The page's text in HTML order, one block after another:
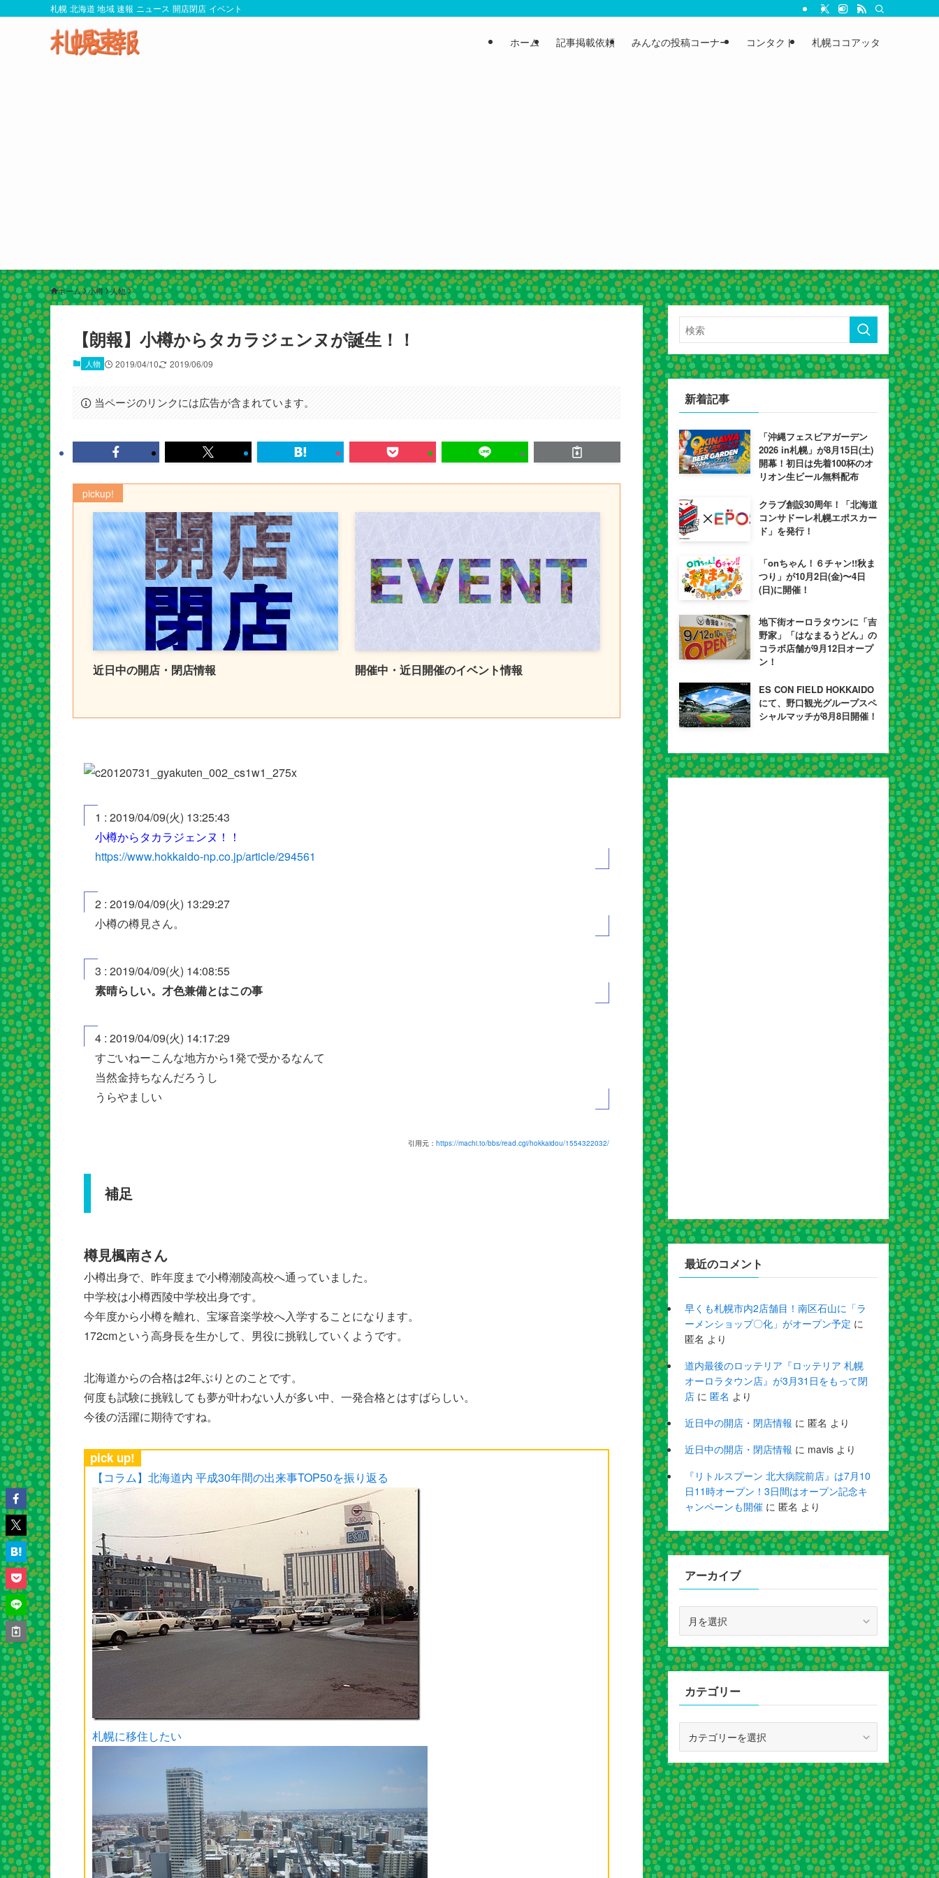
札幌 北海道 地域 速報 ニュース 開店閉店 イベント
ホーム 記事掲載依頼 みんなの投稿コーナー コンタクト 札幌ココアッタ
ホーム 小樽 人物
【朗報】小樽からタカラジェンヌが誕生！！
人物 2019/04/10 2019/06/09
当ページのリンクには広告が含まれています。
pickup!
近日中の開店・閉店情報 開催中・近日開催のイベント情報
1 : 2019/04/09(火) 13:25:43
小樽からタカラジェンヌ！！
https://www.hokkaido-np.co.jp/article/294561
2 : 2019/04/09(火) 13:29:27
小樽の樽見さん。
3 : 2019/04/09(火) 14:08:55
素晴らしい。才色兼備とはこの事
4 : 2019/04/09(火) 14:17:29
すごいねーこんな地方から1発で受かるなんて
当然金持ちなんだろうし
うらやましい
引用元： https://machi.to/bbs/read.cgi/hokkaidou/1554322032/
補足
樽見楓南さん
小樽出身で、昨年度まで小樽潮陵高校へ通っていました。
中学校は小樽西陵中学校出身です。
今年度から小樽を離れ、宝塚音楽学校へ入学することになります。
172cmという高身長を生かして、男役に挑戦していくようです。
北海道からの合格は2年ぶりとのことです。
何度も試験に挑戦しても夢が叶わない人が多い中、一発合格とはすばらしい。
今後の活躍に期待ですね。
pick up!
【コラム】北海道内 平成30年間の出来事TOP50を振り返る
札幌に移住したい
新着記事
「沖縄フェスビアガーデン
2026 in札幌」が8月15日(土)
開幕！初日は先着100杯のオ
リオン生ビール無料配布
クラブ創設30周年！「北海道
コンサドーレ札幌エポスカー
ド」を発行！
「onちゃん！６チャン!!秋ま
つり」が10月2日(金)〜4日
(日)に開催！
地下街オーロラタウンに「吉
野家」「はなまるうどん」の
コラボ店舗が9月12日オープ
ン！
ES CON FIELD HOKKAIDO
にて、野口観光グループスペ
シャルマッチが8月8日開催！
最近のコメント
早くも札幌市内2店舗目！南区石山に「ラ
ーメンショップ〇化」がオープン予定 に
匿名 より
道内最後のロッテリア『ロッテリア 札幌
オーロラタウン店』が3月31日をもって閉
店 に 匿名 より
近日中の開店・閉店情報 に 匿名 より
近日中の開店・閉店情報 に mavis より
『リトルスプーン 北大病院前店』は7月10
日11時オープン！3日間はオープン記念キ
ャンペーンも開催 に 匿名 より
アーカイブ
カ
イ
ブ
カテゴリー
ゴ
リ
ー